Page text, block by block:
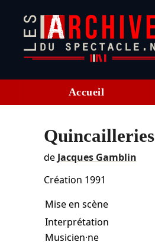
Accueil
Quincailleries
de Jacques Gamblin
Création 1991
Mise en scène
Interprétation
Musicien·ne